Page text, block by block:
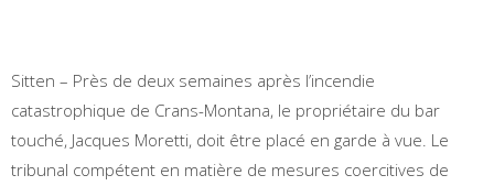
Sitten – Près de deux semaines après l’incendie
catastrophique de Crans-Montana, le propriétaire du bar
touché, Jacques Moretti, doit être placé en garde à vue. Le
tribunal compétent en matière de mesures coercitives de